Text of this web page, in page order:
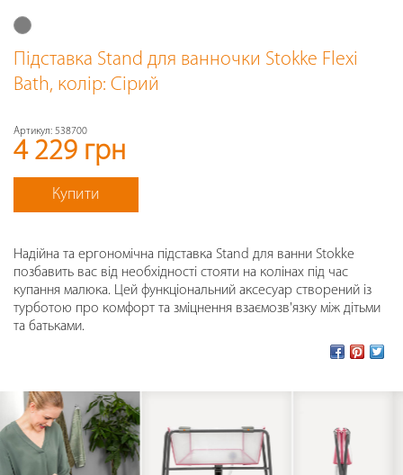
Підставка Stand для ванночки Stokke Flexi
Bath, колір: Сірий
Артикул: 538700
4 229 грн
Купити
Надійна та ергономічна підставка Stand для ванни Stokke
позбавить вас від необхідності стояти на колінах під час
купання малюка. Цей функціональний аксесуар створений із
турботою про комфорт та зміцнення взаємозв'язку між дітьми
та батьками.